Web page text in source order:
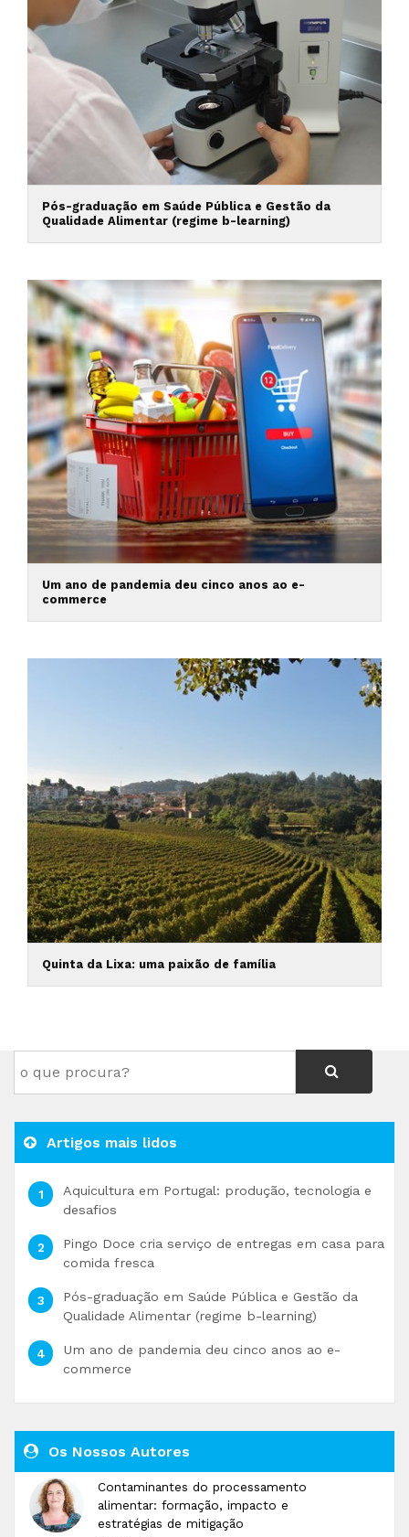
Pós-graduação em Saúde Pública e Gestão da
Qualidade Alimentar (regime b-learning)
Um ano de pandemia deu cinco anos ao e-
commerce
Quinta da Lixa: uma paixão de família
Artigos mais lidos
Aquicultura em Portugal: produção, tecnologia e
desafios
Pingo Doce cria serviço de entregas em casa para
comida fresca
Pós-graduação em Saúde Pública e Gestão da
Qualidade Alimentar (regime b-learning)
Um ano de pandemia deu cinco anos ao e-
commerce
Os Nossos Autores
Contaminantes do processamento
alimentar: formação, impacto e
estratégias de mitigação